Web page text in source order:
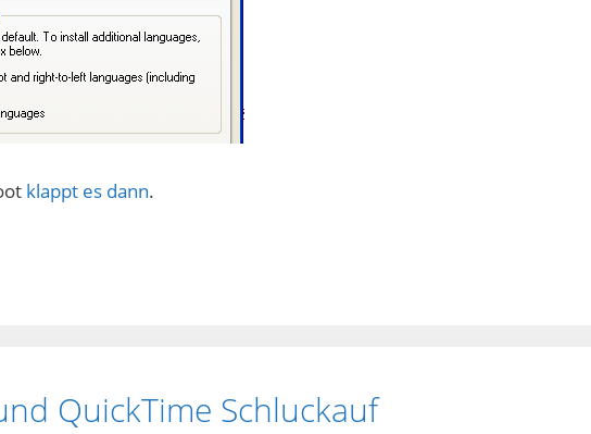
klappt es dann.
QuickTime Schluckauf